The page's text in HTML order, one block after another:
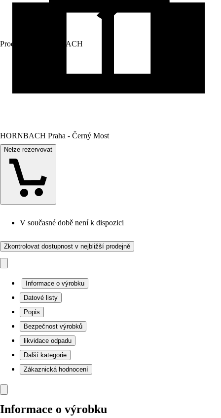
Prodej přes: HORNBACH
HORNBACH Praha - Černý Most
Nelze rezervovat
V současné době není k dispozici
Zkontrolovat dostupnost v nejbližší prodejně
Informace o výrobku
Datové listy
Popis
Bezpečnost výrobků
likvidace odpadu
Další kategorie
Zákaznická hodnocení
Informace o výrobku